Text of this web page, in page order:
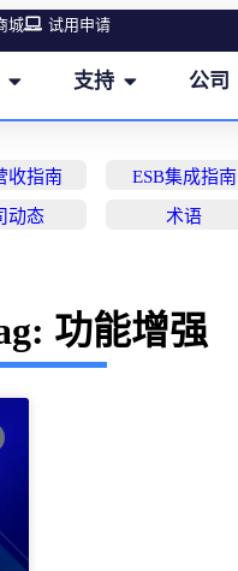
城 试用申请
支持 公司
收指南 ESB集成指南
动态 术语
功能增强